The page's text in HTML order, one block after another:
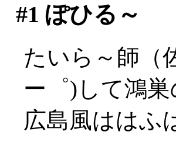
#1 ぽひる～
たいら～師（
ー゜)して鴻
広島風はは